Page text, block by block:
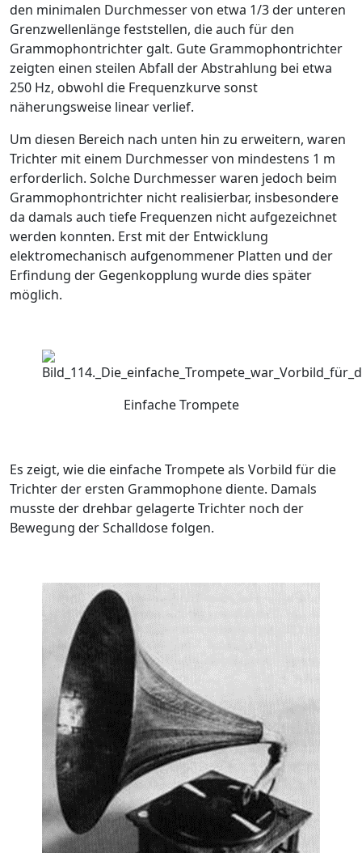
den minimalen Durchmesser von etwa 1/3 der unteren
Grenzwellenlänge feststellen, die auch für den
Grammophontrichter galt. Gute Grammophontrichter
zeigten einen steilen Abfall der Abstrahlung bei etwa
250 Hz, obwohl die Frequenzkurve sonst
näherungsweise linear verlief.
Um diesen Bereich nach unten hin zu erweitern, waren
Trichter mit einem Durchmesser von mindestens 1 m
erforderlich. Solche Durchmesser waren jedoch beim
Grammophontrichter nicht realisierbar, insbesondere
da damals auch tiefe Frequenzen nicht aufgezeichnet
werden konnten. Erst mit der Entwicklung
elektromechanisch aufgenommener Platten und der
Erfindung der Gegenkopplung wurde dies später
möglich.
Einfache Trompete
Es zeigt, wie die einfache Trompete als Vorbild für die
Trichter der ersten Grammophone diente. Damals
musste der drehbar gelagerte Trichter noch der
Bewegung der Schalldose folgen.